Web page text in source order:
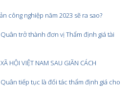
công nghiệp năm 2023 sẽ ra sao?
trở thành đơn vị Thẩm định giá tài
HỘI VIỆT NAM SAU GIÃN CÁCH
tiếp tục là đối tác thẩm định giá cho